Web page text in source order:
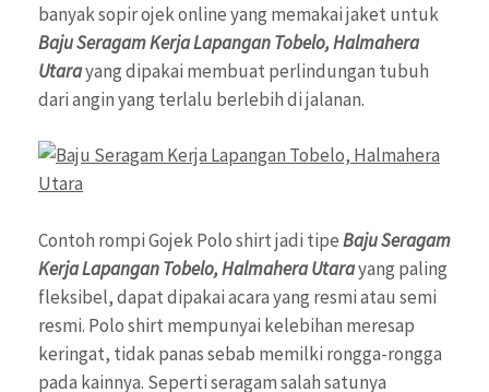
banyak sopir ojek online yang memakai jaket untuk
Baju Seragam Kerja Lapangan Tobelo, Halmahera
Utarayang dipakai membuat perlindungan tubuh
dari angin yang terlalu berlebih di jalanan.
Contoh rompi Gojek Polo shirt jadi tipeBaju Seragam
Kerja Lapangan Tobelo, Halmahera Utarayang paling
fleksibel, dapat dipakai acara yang resmi atau semi
resmi. Polo shirt mempunyai kelebihan meresap
keringat, tidak panas sebab memilki rongga-rongga
pada kainnya. Seperti seragam salah satunya